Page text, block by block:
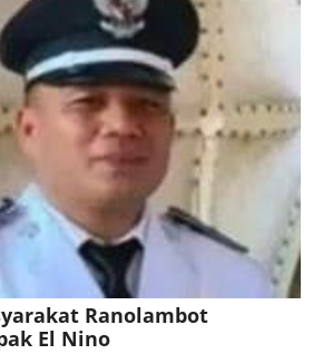
Ranolambot
El Nino